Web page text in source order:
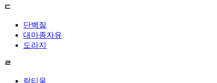
ㄷ
단백질
대마종자유
도라지
ㄹ
락티움